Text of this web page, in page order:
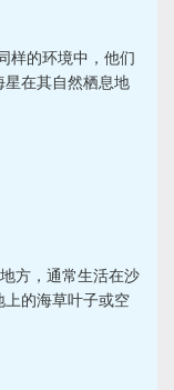
样的环境中，他们
星在其自然栖息地
方，通常生活在沙
上的海草叶子或空